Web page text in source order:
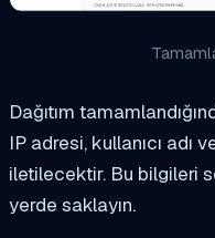
Dağıtım
IP adresi, kullanıcı adı
iletilecektir. Bu bilgileri
yerde saklayın.